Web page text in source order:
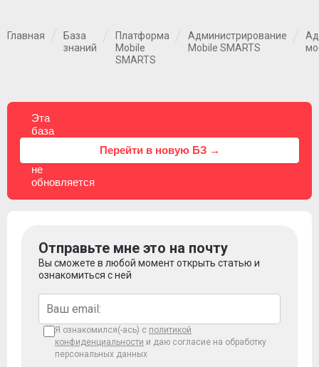
Главная
База
знаний
Платформа
Mobile
SMARTS
Администрирование
Mobile SMARTS
Эта
база
не
обновляется
Перейти в новую БЗ →
Отправьте мне это на почту
Вы сможете в любой момент открыть статью и
ознакомиться с ней
Я ознакомился(-ась) с политикой
конфиденциальности и даю согласие на обработку
персональных данных